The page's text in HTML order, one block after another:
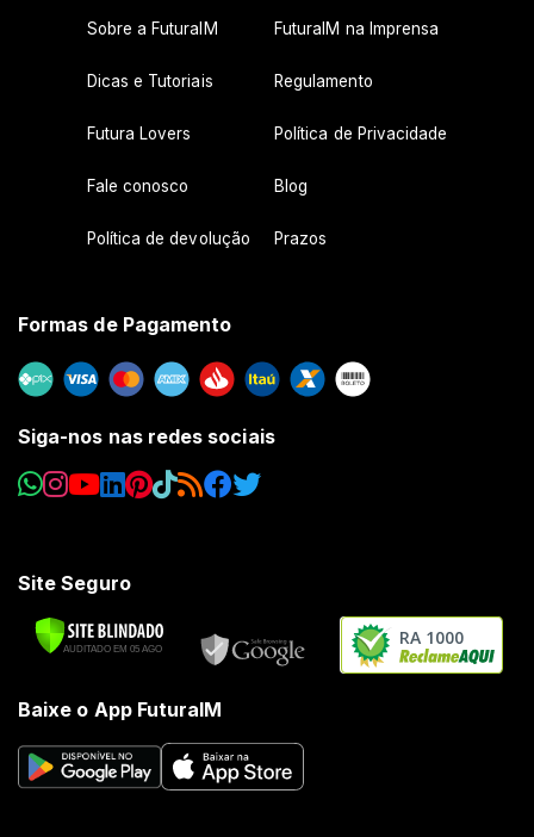
Sobre a FuturaIM FuturaIM na Imprensa
Dicas e Tutoriais Regulamento
Futura Lovers Política de Privacidade
Fale conosco Blog
Política de devolução Prazos
Formas de Pagamento
Siga-nos nas redes sociais
Site Seguro
RA 1000
Baixe o App FuturaIM